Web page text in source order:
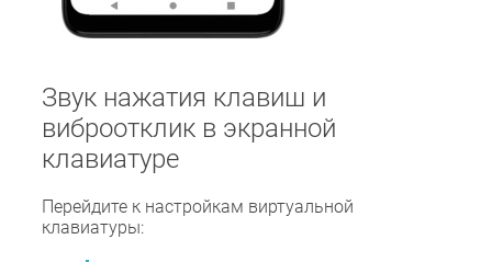
Звук нажатия клавиш и
виброотклик в экранной
клавиатуре
Перейдите к настройкам виртуальной
клавиатуры: